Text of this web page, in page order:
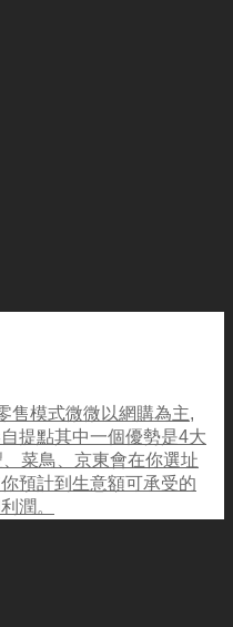
售模式微微以網購為主,
提點其中一個優勢是4大
菜鳥、京東會在你選址
預計到生意額可承受的
潤。